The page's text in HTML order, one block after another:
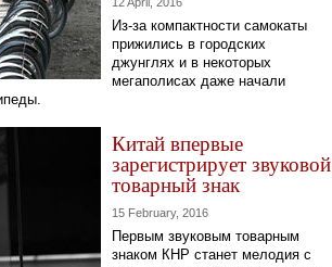
Из-за компактности самокаты
прижились в городских
джунглях и в некоторых
мегаполисах даже начали
Китай впервые
зарегистрирует звуковой
товарный знак
15 February, 2016
Первым звуковым товарным
знаком КНР станет мелодия с